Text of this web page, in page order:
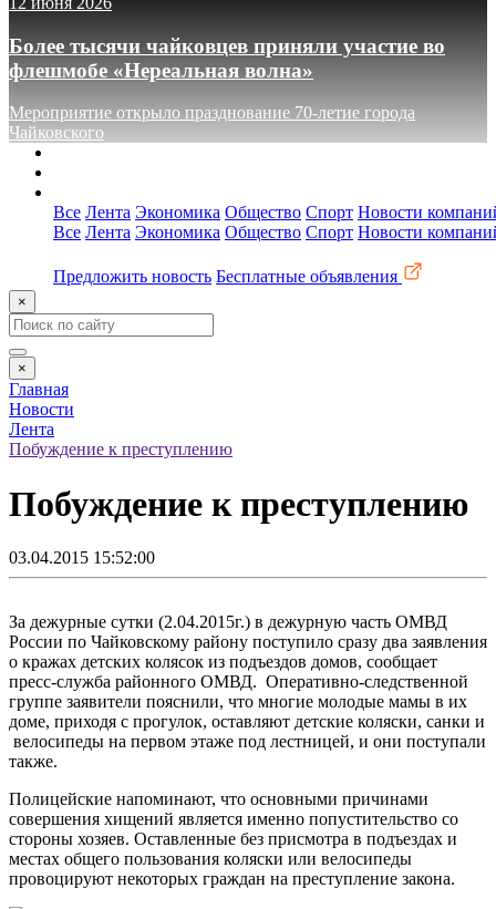
Более тысячи чайковцев приняли участие во
флешмобе «Нереальная волна»
Мероприятие открыло празднование 70-летие города
Чайковского
Все Лента Экономика Общество Спорт Новости
Все Лента Экономика Общество Спорт Новости
Предложить новость Бесплатные объявления
×
×
Главная
Новости
Лента
Побуждение к преступлению
Побуждение к преступлению
03.04.2015 15:52:00
За дежурные сутки (2.04.2015г.) в дежурную часть ОМВД
России по Чайковскому району поступило сразу два заявления
о кражах детских колясок из подъездов домов, сообщает
пресс-служба районного ОМВД. Оперативно-следственной
группе заявители пояснили, что многие молодые мамы в их
доме, приходя с прогулок, оставляют детские коляски, санки и
велосипеды на первом этаже под лестницей, и они поступали
также.
Полицейские напоминают, что основными причинами
совершения хищений является именно попустительство со
стороны хозяев. Оставленные без присмотра в подъездах и
местах общего пользования коляски или велосипеды
провоцируют некоторых граждан на преступление закона.